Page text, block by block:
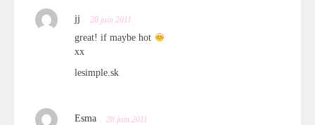
jj 28 juin 2011
great! if maybe hot
xx
lesimple.sk
Esma 28 juin 2011